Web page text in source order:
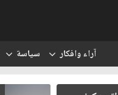
آراء وافكار سياسة